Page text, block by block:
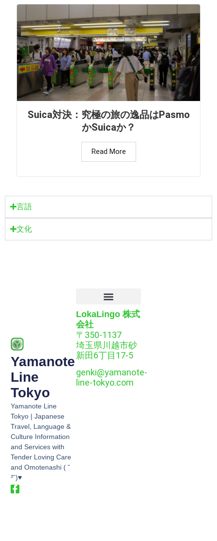
Suica対決：究極の旅の逸品はPasmo
かSuicaか？
Read More
言語
文化
Yamanote
Line
Tokyo
Yamanote Line
Tokyo | Japanese
Travel, Language &
Culture Information
and Services with
Tender Loving Care
and Omotenashi ( ˘
³˘)♥
LokaLingo 株式
会社
〒350-1137
埼玉県川越市砂
新田6丁目17-5
genki@yamanote-
line-tokyo.com